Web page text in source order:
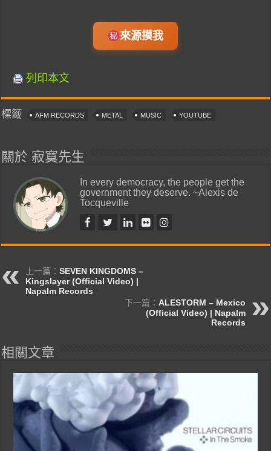
來源摸我
列印本文
標籤 AFM RECORDS METAL MUSIC YOUTUBE
關於 寂寞先生
In every democracy, the people get the
government they deserve. ~Alexis de
Tocqueville
上一篇：SEVEN KINGDOMS –
Kingslayer (Official Video) |
Napalm Records
下一篇： ALESTORM – Mexico
(Official Video) | Napalm
Records
相關文章